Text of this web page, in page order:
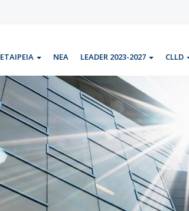
ΕΤΑΙΡΕΙΑ ΝΕΑ LEADER 2023-2027 CLLD